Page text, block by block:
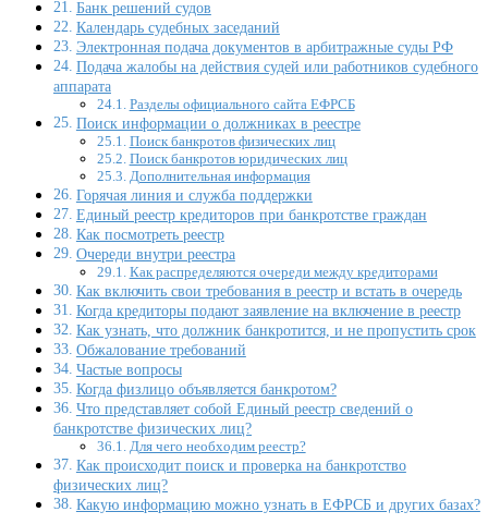
Банк решений судов
Календарь судебных заседаний
Электронная подача документов в арбитражные суды РФ
Подача жалобы на действия судей или работников судебного
аппарата
Разделы официального сайта ЕФРСБ
Поиск информации о должниках в реестре
Поиск банкротов физических лиц
Поиск банкротов юридических лиц
Дополнительная информация
Горячая линия и служба поддержки
Единый реестр кредиторов при банкротстве граждан
Как посмотреть реестр
Очереди внутри реестра
Как распределяются очереди между кредиторами
Как включить свои требования в реестр и встать в очередь
Когда кредиторы подают заявление на включение в реестр
Как узнать, что должник банкротится, и не пропустить срок
Обжалование требований
Частые вопросы
Когда физлицо объявляется банкротом?
Что представляет собой Единый реестр сведений о
банкротстве физических лиц?
Для чего необходим реестр?
Как происходит поиск и проверка на банкротство
физических лиц?
Какую информацию можно узнать в ЕФРСБ и других базах?